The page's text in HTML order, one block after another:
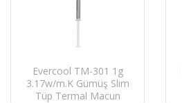
Evercool TM-301 1g
3.17w/m.K Gümüş Slim
Tüp Termal Macun